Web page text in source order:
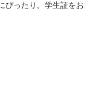
ぴったり。学生証をお